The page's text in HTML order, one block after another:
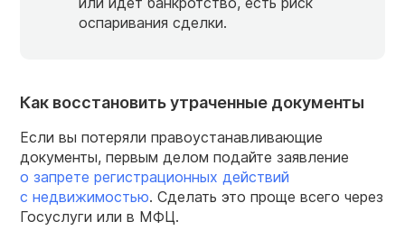
оспаривания сделки.
Как восстановить утраченные документы
Если вы потеряли правоустанавливающие
документы, первым делом подайте заявление
о запрете регистрационных действий
с недвижимостью. Сделать это проще всего через
Госуслуги или в МФЦ.